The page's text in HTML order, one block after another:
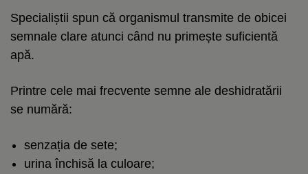
Specialiștii spun că organismul transmite de obicei
semnale clare atunci când nu primește suficientă
apă.
Printre cele mai frecvente semne ale deshidratării
se numără:
senzația de sete;
urina închisă la culoare;